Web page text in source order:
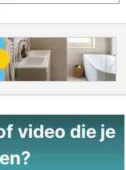
video die je